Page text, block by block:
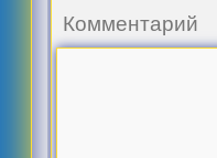
Комментарий